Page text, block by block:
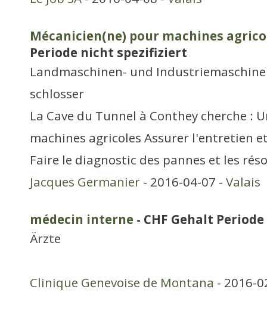
Mécanicien(ne) pour machines
Periode nicht spezifiziert
Landmaschinen- und
schlosser
La Cave du Tunnel à Conthey cherche :
machines agricoles Assurer l'entretien
Faire le diagnostic des pannes et les
Jacques Germanier - 2016-04-07 - Valais
médecin interne - CHF Gehalt
Ärzte
Clinique Genevoise de Montana - 2016-